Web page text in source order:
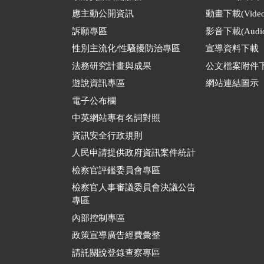
應主動公開資訊
訴願專區
性別主流化/性騷擾防治專區
法務研究計畫與成果
遊說資訊專區
電子公布欄
中英網站專有名詞對照
資訊安全行政規則
人民申請提供政府資訊案件統計
檢察官評鑑委員會專區
檢察官人事審議委員會決議公告
專區
內部控制專區
政策宣導廣告經費彙整
請託關說登錄查察專區
動畫下載
影音下載
宣導資料下載
公文檔案附件
網站連結圖示